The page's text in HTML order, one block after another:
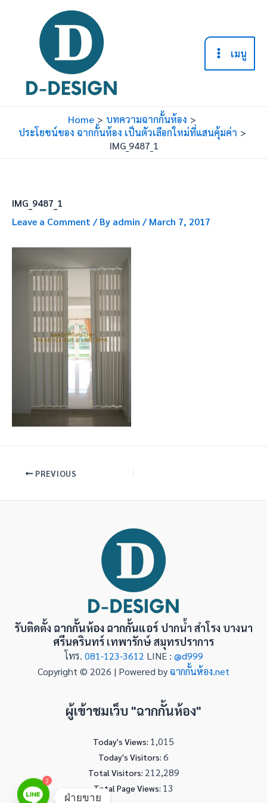
Main
เมนู
Home
บทความฉากกั้นห้อง
ประโยชน์ของ ฉากกั้นห้อง เป็นตัวเลือกใหม่ที่แสนคุ้มค่า
IMG_9487_1
IMG_9487_1
Leave a Comment / By admin /March 7, 2017
PostPREVIOUS
รับติดตั้ง ฉากกั้นห้อง ฉากกั้นแอร์ ปากน้ำ สำโรง บางนา
ศรีนครินทร์ เทพารักษ์ สมุทรปราการ
โทร. 081-123-3612 LINE : @d999
Copyright © 2026 | Powered byฉากกั้นห้อง.net
ผู้เข้าชมเว็บ "ฉากกั้นห้อง"
Today's Views: 1,015
Today's Visitors: 6
Total Visitors: 212,289
Total Page Views: 13
2
ฝ่ายขาย